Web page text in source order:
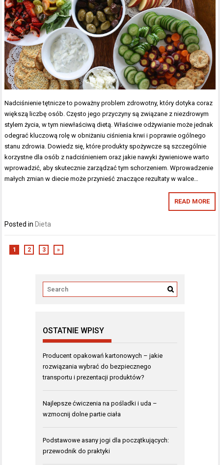
Nadciśnienie tętnicze to poważny problem zdrowotny, który dotyka coraz
większą liczbę osób. Często jego przyczyny są związane z niezdrowym
stylem życia, w tym niewłaściwą dietą. Właściwe odżywianie może jednak
odegrać kluczową rolę w obniżaniu ciśnienia krwi i poprawie ogólnego
stanu zdrowia. Dowiedz się, które produkty spożywcze są szczególnie
korzystne dla osób z nadciśnieniem oraz jakie nawyki żywieniowe warto
wprowadzić, aby skutecznie zarządzać tym schorzeniem. Wprowadzenie
małych zmian w diecie może przynieść znaczące rezultaty w walce…
READ MORE
Posted in Dieta
1 2 3 »
OSTATNIE WPISY
Producent opakowań kartonowych – jakie
rozwiązania wybrać do bezpiecznego
transportu i prezentacji produktów?
Najlepsze ćwiczenia na pośladki i uda –
wzmocnij dolne partie ciała
Podstawowe asany jogi dla początkujących:
przewodnik do praktyki